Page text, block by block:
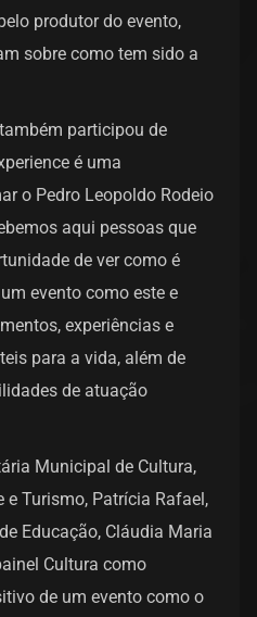
produtor do evento,
sobre como tem sido a
participou de
é uma
o Pedro Leopoldo Rodeio
aqui pessoas que
de ver como é
evento como este e
experiências e
para a vida, além de
de atuação
Municipal de Cultura,
e Turismo, Patrícia Rafael,
Educação, Cláudia Maria
Cultura como
de um evento como o